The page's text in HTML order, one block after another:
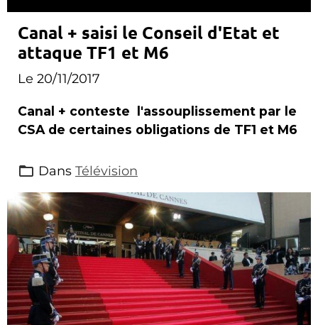
Canal + saisi le Conseil d'Etat et
attaque TF1 et M6
Le 20/11/2017
Canal + conteste l'assouplissement par le
CSA de certaines obligations de TF1 et M6
Dans Télévision